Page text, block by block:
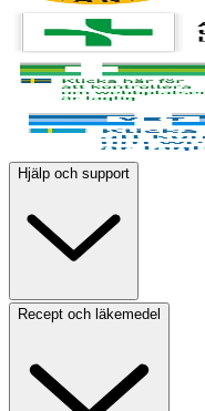
Hjälp och support
Recept och läkemedel